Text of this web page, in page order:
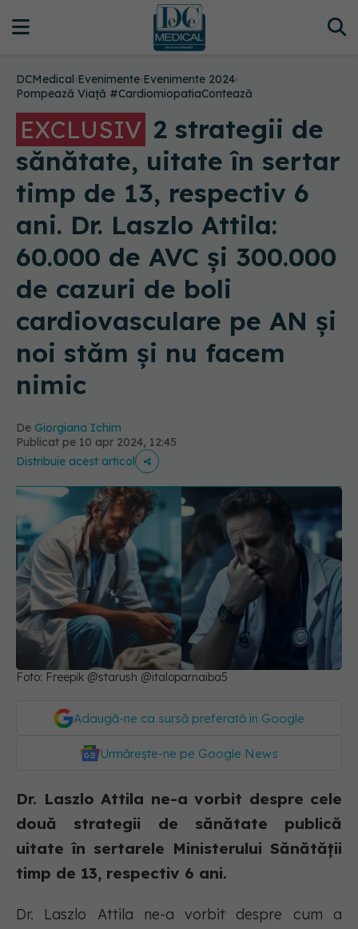
DCMedical›Evenimente›Evenimente 2024›
Pompează Viață #CardiomiopatiaContează
EXCLUSIV 2 strategii de
sănătate, uitate în sertar
timp de 13, respectiv 6
ani. Dr. Laszlo Attila:
60.000 de AVC și 300.000
de cazuri de boli
cardiovasculare pe AN și
noi stăm și nu facem
nimic
De Giorgiana Ichim
Publicat pe 10 apr 2024, 12:45
Distribuie acest articol
Foto: Freepik @starush @italoparnaiba5
Adaugă-ne ca sursă preferată în Google
Urmărește-ne pe Google News
Dr. Laszlo Attila ne-a vorbit despre cele
două strategii de sănătate publică
uitate în sertarele Ministerului Sănătății
timp de 13, respectiv 6 ani.
Dr. Laszlo Attila ne-a vorbit despre cum a